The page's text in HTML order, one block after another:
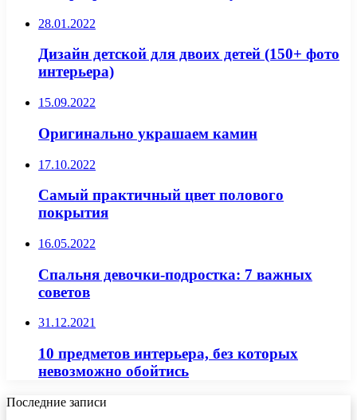
28.01.2022
Дизайн детской для двоих детей (150+ фото
интерьера)
15.09.2022
Оригинально украшаем камин
17.10.2022
Самый практичный цвет полового
покрытия
16.05.2022
Спальня девочки-подростка: 7 важных
советов
31.12.2021
10 предметов интерьера, без которых
невозможно обойтись
Последние записи